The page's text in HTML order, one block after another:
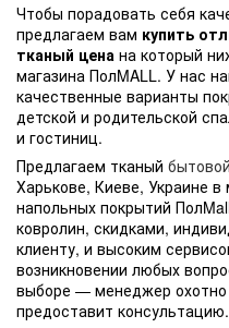
Чтобы порадовать себя
предлагаем вам купить
тканый цена на который
магазина ПолMALL. У нас
качественные варианты
детской и родительской
и гостиниц.
Предлагаем тканый
Харькове, Киеве, Украине
напольных покрытий
ковролин, скидками,
клиенту, и высоким
возникновении любых
выборе — менеджер
предоставит